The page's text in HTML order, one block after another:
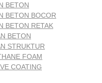
BETON
BETON BOCOR
BETON RETAK
BETON
STRUKTUR
FOAM
COATING